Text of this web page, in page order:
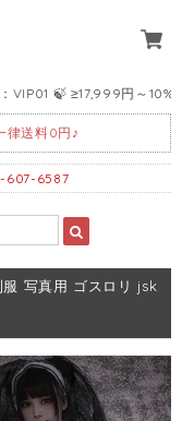
🍃 ≥17,999円～10%OFF
律送料0円♪
6587
写真用 ゴスロリ jsk